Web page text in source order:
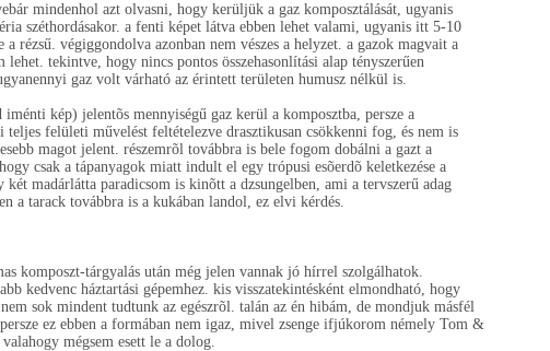
mindenhol azt olvasni, hogy kerüljük a gaz komposztálását, ugyanis
széthordásakor. a fenti képet látva ebben lehet valami, ugyanis itt 5-10
rézsű. végiggondolva azonban nem vészes a helyzet. a gazok magvait a
tekintve, hogy nincs pontos összehasonlítási alap tényszerűen
gaz volt várható az érintett területen humusz nélkül is.
kép) jelentõs mennyiségű gaz kerül a komposztba, persze a
felületi művelést feltételezve drasztikusan csökkenni fog, és nem is
magot jelent. részemrõl továbbra is bele fogom dobálni a gazt a
csak a tápanyagok miatt indult el egy trópusi esõerdõ keletkezése a
madárlátta paradicsom is kinõtt a dzsungelben, ami a tervszerű adag
a tarack továbbra is a kukában landol, ez elvi kérdés.
komposzt-tárgyalás után még jelen vannak jó hírrel szolgálhatok.
kedvenc háztartási gépemhez. kis visszatekintésként elmondható, hogy
sok mindent tudtunk az egészrõl. talán az én hibám, de mondjuk másfél
ez ebben a formában nem igaz, mivel zsenge ifjúkorom némely Tom &
mégsem esett le a dolog.